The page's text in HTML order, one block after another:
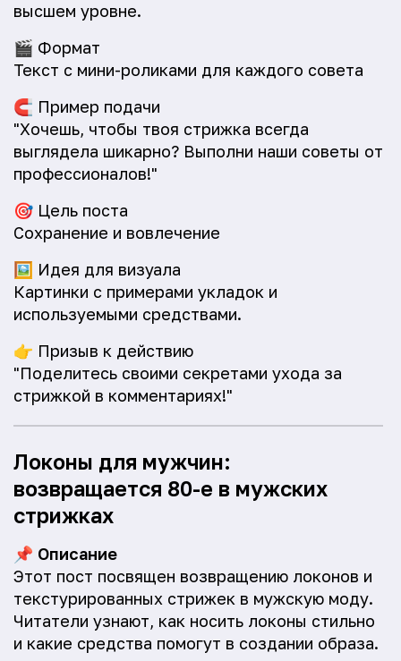
высшем уровне.
🎬 Формат
Текст с мини-роликами для каждого совета
🧲 Пример подачи
"Хочешь, чтобы твоя стрижка всегда
выглядела шикарно? Выполни наши советы от
профессионалов!"
🎯 Цель поста
Сохранение и вовлечение
🖼️ Идея для визуала
Картинки с примерами укладок и
используемыми средствами.
👉 Призыв к действию
"Поделитесь своими секретами ухода за
стрижкой в комментариях!"
Локоны для мужчин:
возвращается 80-е в мужских
стрижках
📌 Описание
Этот пост посвящен возвращению локонов и
текстурированных стрижек в мужскую моду.
Читатели узнают, как носить локоны стильно
и какие средства помогут в создании образа.